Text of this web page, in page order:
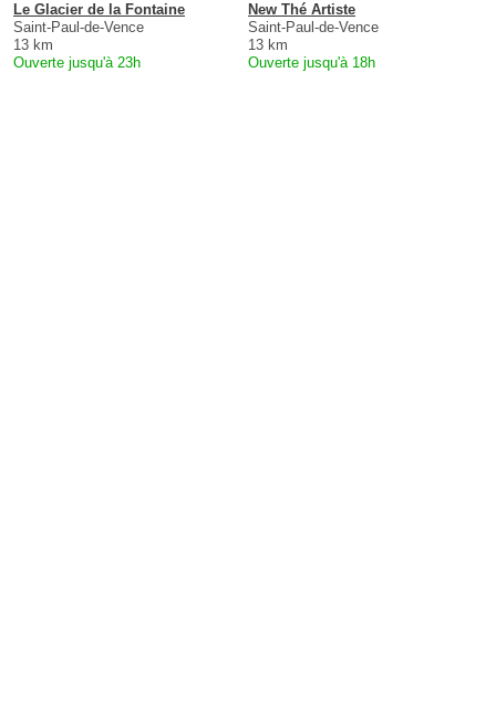
Le Glacier de la Fontaine
Saint-Paul-de-Vence
13 km
Ouverte jusqu'à 23h
New Thé Artiste
Saint-Paul-de-Vence
13 km
Ouverte jusqu'à 18h